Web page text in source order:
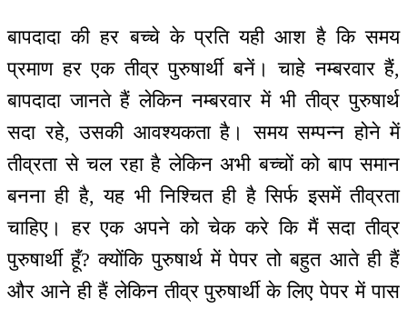
बापदादा की हर बच्चे के प्रति यही आश है कि समय
प्रमाण हर एक तीव्र पुरुषार्थी बनें। चाहे नम्बरवार हैं,
बापदादा जानते हैं लेकिन नम्बरवार में भी तीव्र पुरुषार्थ
सदा रहे, उसकी आवश्यकता है। समय सम्पन्न होने में
तीव्रता से चल रहा है लेकिन अभी बच्चों को बाप समान
बनना ही है, यह भी निश्चित ही है सिर्फ इसमें तीव्रता
चाहिए। हर एक अपने को चेक करे कि मैं सदा तीव्र
पुरुषार्थी हूँ? क्योंकि पुरुषार्थ में पेपर तो बहुत आते ही हैं
और आने ही हैं लेकिन तीव्र पुरुषार्थी के लिए पेपर में पास